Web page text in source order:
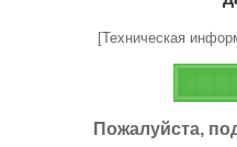
[Техническая
Пожалуйста,